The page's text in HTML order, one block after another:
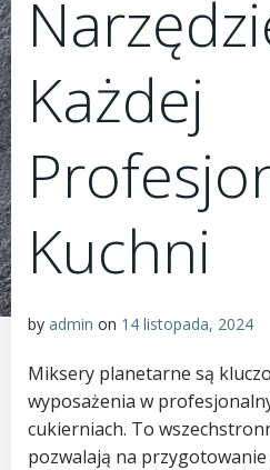
Każdej
Kuchni
by admin on 14 listopada, 2024
Miksery planetarne są
wyposażenia w
cukierniach. To
pozwalają na